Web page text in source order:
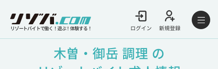
リゾートバイトで働く！遊ぶ！体験する！ ログイン 新規登録
木曽・御岳 調理 の